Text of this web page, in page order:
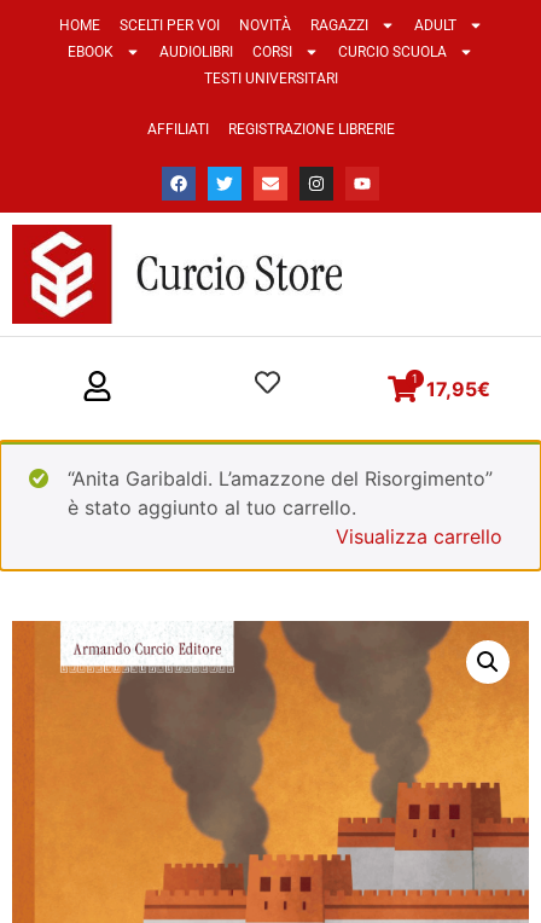
HOME SCELTI PER VOI NOVITÀ RAGAZZI
ADULT
EBOOK
AUDIOLIBRI CORSI
CURCIO SCUOLA
TESTI UNIVERSITARI
AFFILIATI REGISTRAZIONE LIBRERIE
17,95€
1
“Anita Garibaldi. L’amazzone del Risorgimento”
è stato aggiunto al tuo carrello.
Visualizza carrello